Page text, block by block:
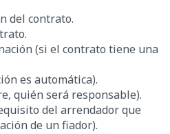
del contrato.
(si el contrato tiene una
es automática).
quién será responsable).
del arrendador que
de un fiador).